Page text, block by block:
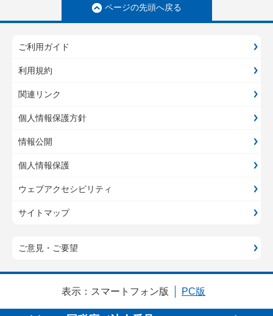
ページの先頭へ戻る
ご利用ガイド
利用規約
関連リンク
個人情報保護方針
情報公開
個人情報保護
ウェブアクセシビリティ
サイトマップ
ご意見・ご要望
表示： スマートフォン版 PC版